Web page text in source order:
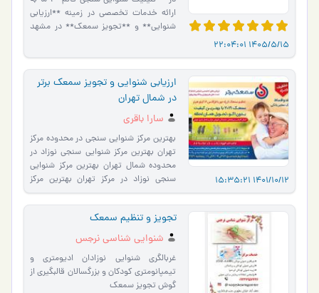
1405/5/15 22:04:01
ارائه خدمات تخصصی در زمینه **ارزیابی
شنوایی** و **تجویز سمعک** در مشهد
1401/10/12 15:35:21
ارزیابی شنوایی و تجویز سمعک برتر
در شمال تهران
سارا باقری
بهترین مرکز شنوایی سنجی در محدوده مرکز
تهران بهترین مرکز شنوایی سنجی نوزاد در
محدوده شمال تهران بهترین مرکز شنوایی
سنجی نوزاد در مرکز تهران بهترین مرکز
شنوایی سنجی…
تجویز و تنظیم سمعک
شنوایی شناسی نرجس
غربالگری شنوایی نوزادان ادیومتری و
تیمپانومتری کودکان و بزرگسالان قالبگیری از
گوش تجویز سمعک